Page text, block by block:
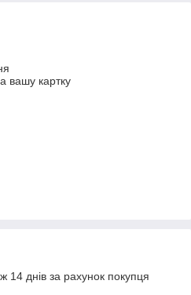
вашу картку
14 днів за рахунок покупця